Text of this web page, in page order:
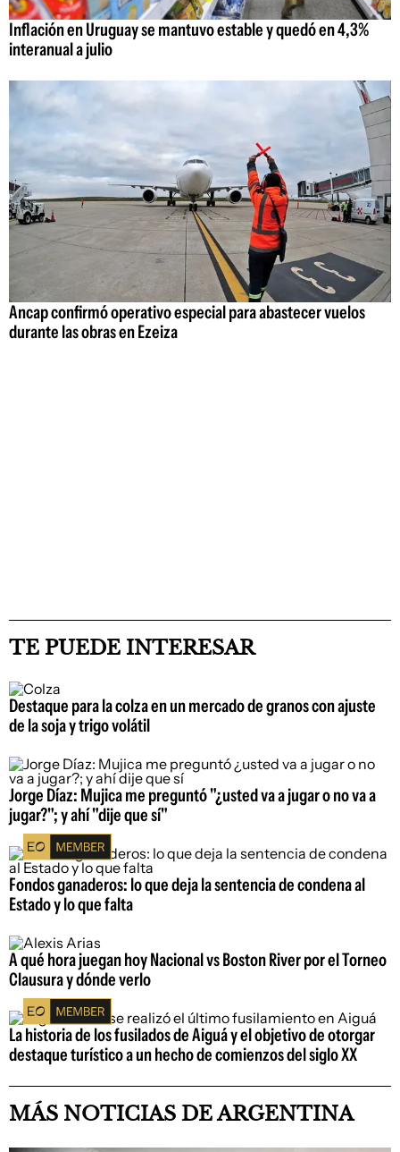
Inflación en Uruguay se mantuvo estable y quedó en 4,3%
interanual a julio
Ancap confirmó operativo especial para abastecer vuelos
durante las obras en Ezeiza
TE PUEDE INTERESAR
Destaque para la colza en un mercado de granos con ajuste
de la soja y trigo volátil
Jorge Díaz: Mujica me preguntó "¿usted va a jugar o no va a
jugar?"; y ahí "dije que sí"
Fondos ganaderos: lo que deja la sentencia de condena al
Estado y lo que falta
A qué hora juegan hoy Nacional vs Boston River por el Torneo
Clausura y dónde verlo
La historia de los fusilados de Aiguá y el objetivo de otorgar
destaque turístico a un hecho de comienzos del siglo XX
MÁS NOTICIAS DE ARGENTINA